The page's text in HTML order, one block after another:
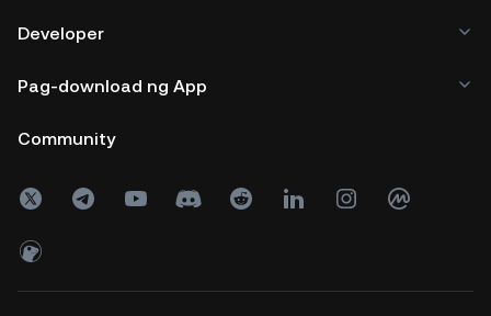
Developer
Pag-download ng App
Community